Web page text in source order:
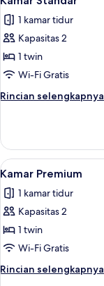
Tidur
Queen,
sungai
semua
foto
untuk
Kamar
Standar
1 kamar tidur
Kapasitas 2
1 twin
Wi-Fi Gratis
Rincian selengkapnya
Rincian
Kamar
Standar
Lihat
semua
foto
untuk
Kamar
Premium
9
Kamar Premium
1 kamar tidur
Kapasitas 2
1 twin
Wi-Fi Gratis
Rincian selengkapnya
Rincian